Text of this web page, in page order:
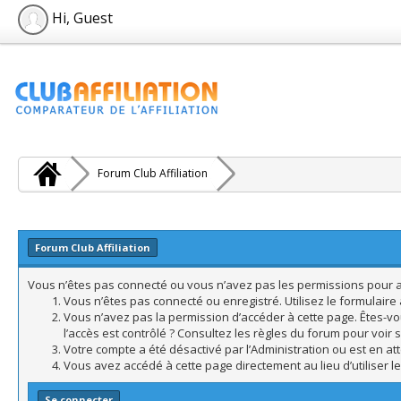
Hi, Guest
Forum Club Affiliation
Forum Club Affiliation
Vous n’êtes pas connecté ou vous n’avez pas les permissions
Vous n’êtes pas connecté ou enregistré. Utilisez le
Vous n’avez pas la permission d’accéder à cette page. Êtes-
l’accès est contrôlé ? Consultez les règles du forum pour
Votre compte a été désactivé par l’Administration ou est en
Vous avez accédé à cette page directement au lieu d’utiliser